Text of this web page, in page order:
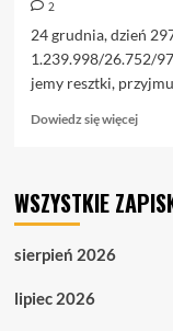
2
24 grudnia, dzień
1.239.998/26.752/
jemy resztki,
Dowiedz się więcej
24.12.
WSZYSTKIE
sierpień 2026
lipiec 2026